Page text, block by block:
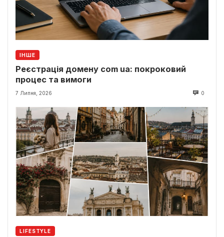
ІНШЕ
Реєстрація домену com ua: покроковий
процес та вимоги
7 Липня, 2026 0
LIFESTYLE